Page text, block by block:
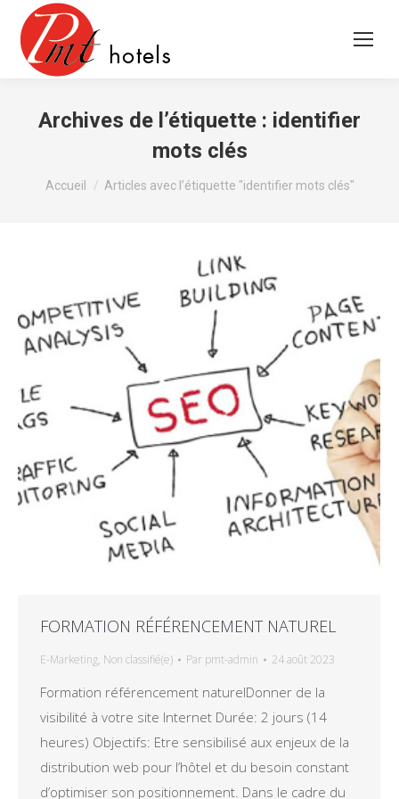
Archives de l’étiquette : identifier
mots clés
Vous êtes ici :
Accueil Articles avec l’étiquette "identifier mots clés"
FORMATION RÉFÉRENCEMENT NATUREL
E-Marketing, Non classifié(e) Par pmt-admin 24 août 2023
Formation référencement naturelDonner de la
visibilité à votre site Internet Durée: 2 jours (14
heures) Objectifs: Etre sensibilisé aux enjeux de la
distribution web pour l’hôtel et du besoin constant
d’optimiser son positionnement. Dans le cadre du